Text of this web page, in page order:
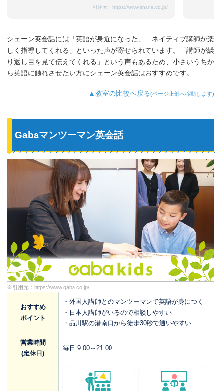
引用元： https://www.shane.co.jp/
シェーン英会話には「英語が身近になった」「ネイティブ講師が楽
しく指導してくれる」といった声が寄せられています。「講師が繰
り返し目を見て伝えてくれる」という声もあるため、小さいうちか
ら英語に触れさせたい方にシェーン英会話はおすすめです。
▲教室の比較へ戻る(ページ上部へ移動します)
Gabaマンツーマン英会話
※引用元： https://www.gaba.co.jp/
おすすめ
ポイント
・外国人講師とのマンツーマンで英語が身につく
・日本人講師がいるので相談しやすい
・品川駅の港南口から徒歩30秒で通いやすい
営業時間
(定休日)
毎日 9:00～21:00